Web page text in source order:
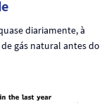
diariamente, à
gás natural antes do